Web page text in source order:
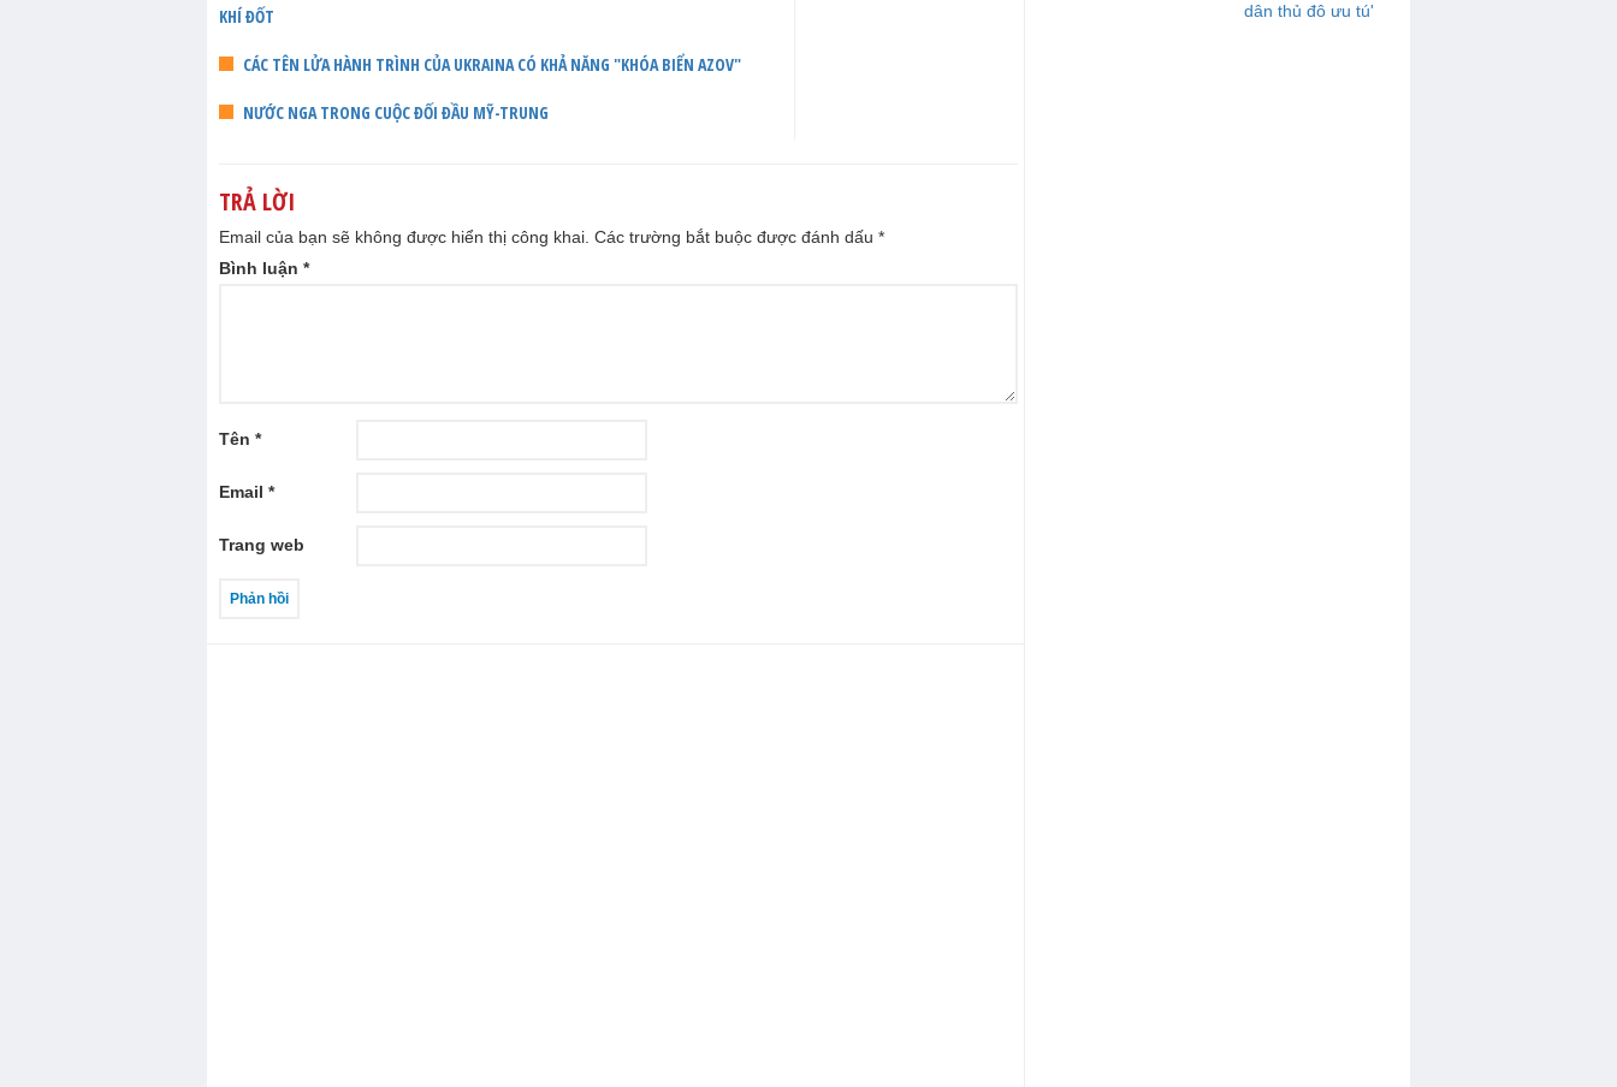
KHÍ ĐỐT
CÁC TÊN LỬA HÀNH TRÌNH CỦA UKRAINA CÓ KHẢ NĂNG "KHÓA BIỂN AZOV"
NƯỚC NGA TRONG CUỘC ĐỐI ĐẦU MỸ-TRUNG
TRẢ LỜI
Email của bạn sẽ không được hiển thị công khai. Các trường bắt buộc được đánh dấu *
Bình luận *
Tên *
Email *
Trang web
dân thủ đô ưu tú'